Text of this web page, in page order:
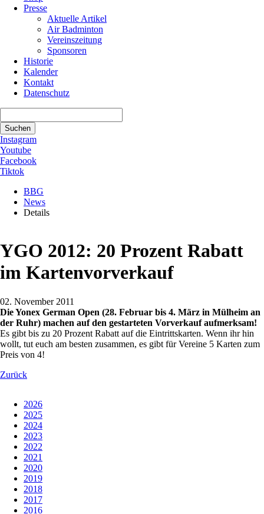
Presse
Aktuelle Artikel
Air Badminton
Vereinszeitung
Sponsoren
Historie
Kalender
Kontakt
Datenschutz
Suchen
Instagram
Youtube
Facebook
Tiktok
BBG
News
Details
YGO 2012: 20 Prozent Rabatt
im Kartenvorverkauf
02. November 2011
Die Yonex German Open (28. Februar bis 4. März in Mülheim an
der Ruhr) machen auf den gestarteten Vorverkauf aufmerksam!
Es gibt bis zu 20 Prozent Rabatt auf die Eintrittskarten. Wenn ihr hin
wollt, tut euch am besten zusammen, es gibt für Vereine 5 Karten zum
Preis von 4!
Zurück
2026
2025
2024
2023
2022
2021
2020
2019
2018
2017
2016